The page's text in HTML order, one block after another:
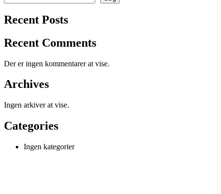
Recent Posts
Recent Comments
Der er ingen kommentarer at vise.
Archives
Ingen arkiver at vise.
Categories
Ingen kategorier